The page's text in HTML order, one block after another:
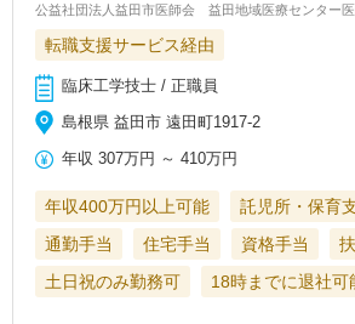
公益社団法人益田市医師会 益田地域医療センター
転職支援サービス経由
臨床工学技士 / 正職員
島根県 益田市 遠田町1917-2
年収 307万円 ～410万円
年収400万円以上可能 託児所・保育
通勤手当
住宅手当 資格手当
土日祝のみ勤務可
18時までに退社可